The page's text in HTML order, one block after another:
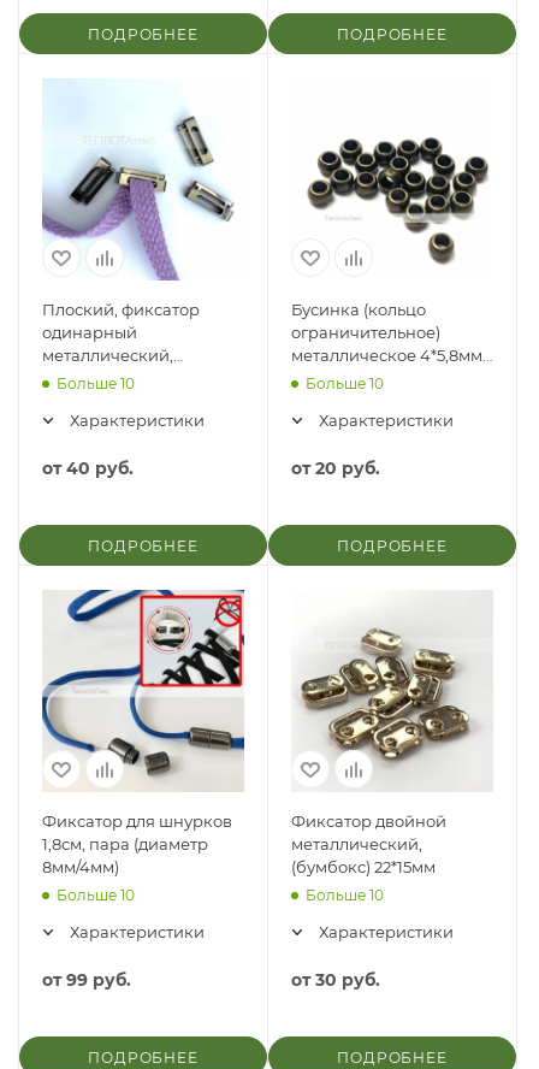
ПОДРОБНЕЕ ПОДРОБНЕЕ
Плоский, фиксатор
одинарный
металлический,
отверстие 14мм
Больше 10
Характеристики
от40 руб.
ПОДРОБНЕЕ
Бусинка (кольцо
ограничительное)
металлическое 4*5,8мм,
отверстие 3,3мм
Больше 10
Характеристики
от20 руб.
ПОДРОБНЕЕ
Фиксатор для шнурков
1,8см, пара (диаметр
8мм/4мм)
Больше 10
Характеристики
от99 руб.
ПОДРОБНЕЕ
Фиксатор двойной
металлический,
(бумбокс) 22*15мм
Больше 10
Характеристики
от30 руб.
ПОДРОБНЕЕ